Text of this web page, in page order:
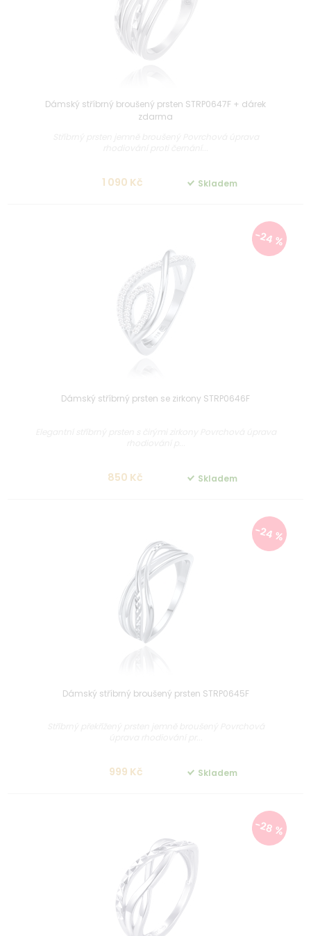
Dámský stříbrný broušený prsten STRP0647F + dárek
zdarma
1 090 Kč Skladem
-24 %
Dámský stříbrný prsten se zirkony STRP0646F
850 Kč Skladem
-24 %
Dámský stříbrný broušený prsten STRP0645F
999 Kč Skladem
-28 %